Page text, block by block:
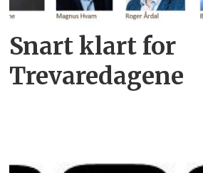
Snart klart for
Trevaredagene